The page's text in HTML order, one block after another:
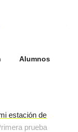
Alumnos
estación de
prueba